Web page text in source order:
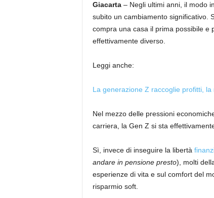
Giacarta– Negli ultimi anni, il modo
subito un cambiamento significativo.
compra una casa il prima possibile e
effettivamente diverso.
Leggi anche:
La generazione Z raccoglie profitti,
Nel mezzo delle pressioni
carriera, la Gen Z si sta
Sì, invece di inseguire la libertà
andare in pensione presto), molti
esperienze di vita e sul comfort del
risparmio soft.